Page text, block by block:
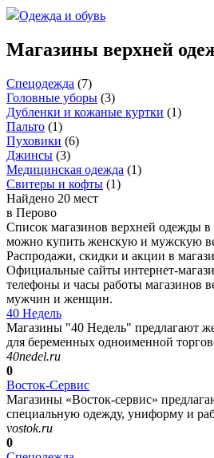
Одежда и обувь
Магазины верхней
Спецодежда (7)
Головные уборы (3)
Дубленки и кожаные куртки (1)
Пальто (1)
Пуховики (6)
Джинсы (3)
Медицинская одежда (1)
Свитеры и кофты (1)
Найдено 20 мест
в Перово
Список магазинов верхней одежды
можно купить женскую и мужскую
Распродажи, скидки и акции в
Официальные сайты интернет-
телефоны и часы работы магазинов
мужчин и женщин.
40 Недель
Магазины "40 Недель" предлагают
для беременных одноименной
40nedel.ru
0
Восток-Сервис
Магазины «Восток-сервис»
специальную одежду, униформу и
vostok.ru
0